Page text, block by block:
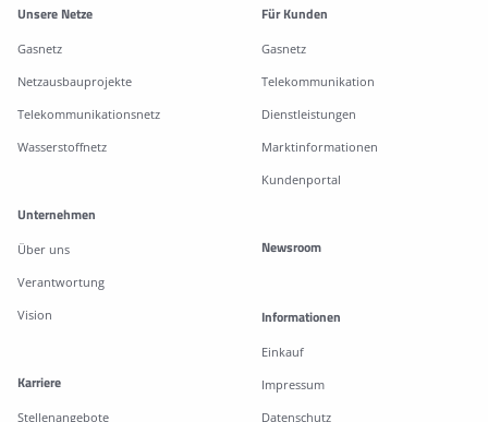
Weitere Informationen
Unsere Netze
Gasnetz
Netzausbauprojekte
Telekommunikationsnetz
Wasserstoffnetz
Für Kunden
Gasnetz
Telekommunikation
Dienstleistungen
Marktinformationen
Kundenportal
Unternehmen
Über uns
Verantwortung
Vision
Karriere
Stellenangebote
Newsroom
Informationen
Einkauf
Impressum
Datenschutz